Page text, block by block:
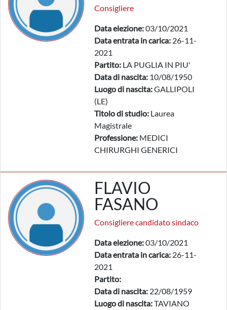
Consigliere
Data elezione:03/10/2021
Data entrata in carica: 26-11-
2021
Partito: LA PUGLIA IN PIU'
Data di nascita: 10/08/1950
Luogo di nascita:GALLIPOLI
(LE)
Titolo di studio: Laurea
Magistrale
Professione: MEDICI
CHIRURGHI GENERICI
FLAVIO
FASANO
Consigliere candidato sindaco
Data elezione:03/10/2021
Data entrata in carica: 26-11-
2021
Partito:
Data di nascita: 22/08/1959
Luogo di nascita:TAVIANO